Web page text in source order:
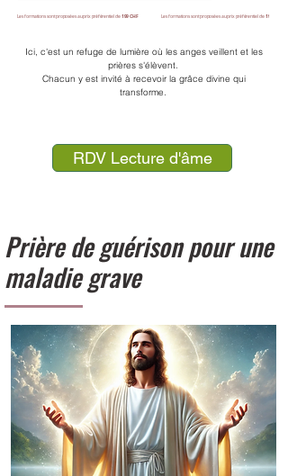
Les formations sont proposées au prix préférentiel de199 CHF Les formations sont proposées au prix préférentiel de199 CHF
Ici, c'est un refuge de lumière où les anges veillent et les
prières s'élèvent.
Chacun y est invité à recevoir la grâce divine qui
transforme.
RDV Lecture d'âme
Prière de guérison pour une
maladie grave